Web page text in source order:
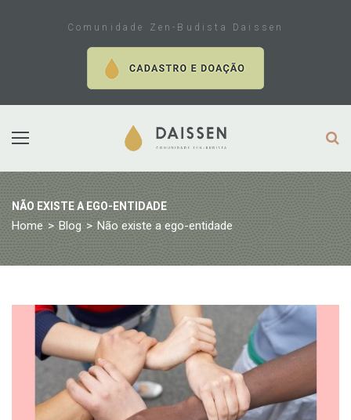
Comunidade Zen-Budista Daissen
NÃO EXISTE A EGO-ENTIDADE
Home > Blog > Não existe a ego-entidade